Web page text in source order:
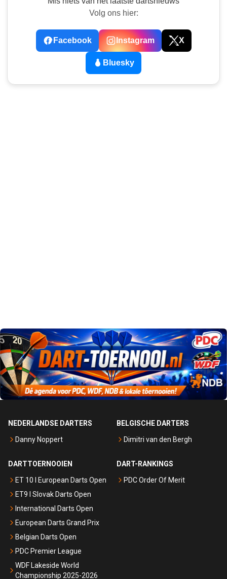
Volg ons hier:
Facebook Instagram X
Bluesky
NEDERLANDSE DARTERS
Danny Noppert
BELGISCHE DARTERS
Dimitri van den Bergh
DARTTOERNOOIEN
ET 10 I European Darts Open
ET9 I Slovak Darts Open
International Darts Open
European Darts Grand Prix
Belgian Darts Open
PDC Premier League
WDF Lakeside World
Championship 2025-2026
DART-RANKINGS
PDC Order Of Merit